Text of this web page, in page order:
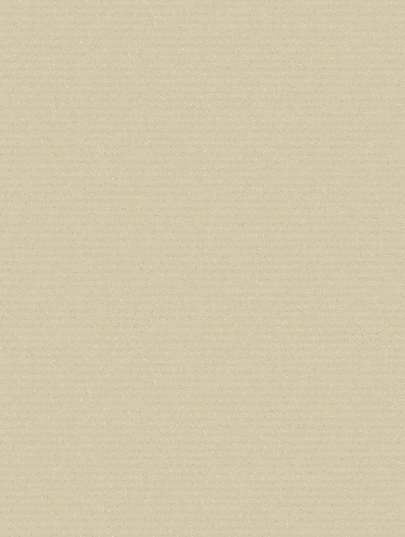
Deprecated: Creation of dynamic
in/home/users/confidit/www/cms/
Deprecated: Creation of dynamic
deprecated in/home/users/confidit/
line179
Deprecated : Creation of dynamic
in /home/users/confidit/www/cms/
Deprecated: Creation of dynamic
deprecated in /home/users/confidit/
line 210
Deprecated: Creation of dynamic
deprecated in/home/users/confidit/
line212